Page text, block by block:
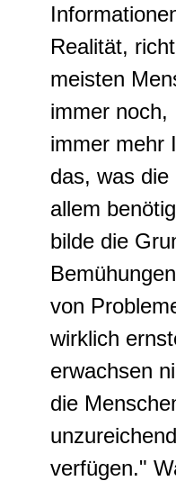
Realität,
meisten
immer noch,
immer mehr
das, was
allem
bilde die
von
wirklich
erwachsen
die
verfügen."